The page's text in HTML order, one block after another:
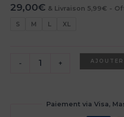
29,00€ & Livraison 5,99€ -
S M L XL
- +
Paiement via Visa,